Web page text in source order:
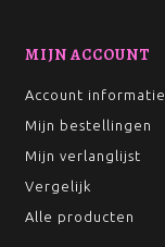
MIJN ACCOUNT
Account informatie
Mijn bestellingen
Mijn verlanglijst
Vergelijk
Alle producten